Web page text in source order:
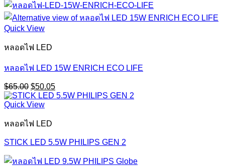
Quick View
หลอดไฟ LED
หลอดไฟ LED 15W ENRICH ECO LIFE
$65.00 Original
price
was:
$50.05Current
price
Quick View
หลอดไฟ LED
STICK LED 5.5W PHILIPS GEN 2